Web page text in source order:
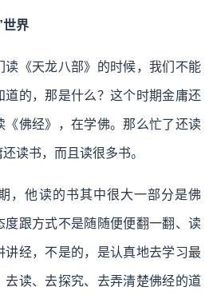
世界
读《天龙八部》的时候，我们不能
道的，那是什么？这个时期金庸还
《佛经》，在学佛。那么忙了还读
读书，而且读很多书。
，他读的书其中很大一部分是佛
度跟方式不是随随便便翻一翻、读
讲经，不是的，是认真地去学习最
去读、去探究、去弄清楚佛经的道